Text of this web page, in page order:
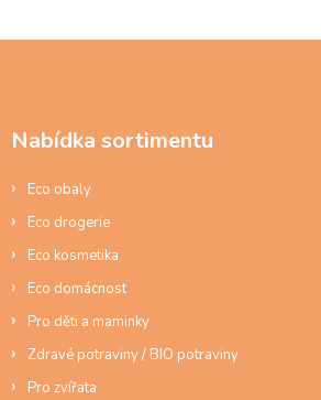
Nabídka sortimentu
Eco obaly
Eco drogerie
Eco kosmetika
Eco domácnost
Pro děti a maminky
Zdravé potraviny / BIO potraviny
Pro zvířata